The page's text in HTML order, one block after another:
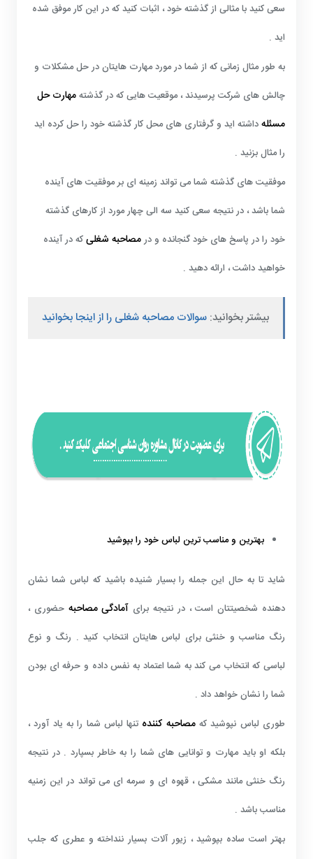
سعی کنید با مثالی از گذشته خود ، اثبات کنید که در این کار موفق شده
اید .
به طور مثال زمانی که از شما در مورد مهارت هایتان در حل مشکلات و
چالش های شرکت پرسیدند ، موقعیت هایی که در گذشتهمهارت حل
مسئلهداشته اید و گرفتاری های محل کار گذشته خود را حل کرده اید
را مثال بزنید .
موفقیت های گذشته شما می تواند زمینه ای بر موفقیت های آینده
شما باشد ، در نتیجه سعی کنید سه الی چهار مورد از کارهای گذشته
خود را در پاسخ های خود گنجانده و درمصاحبه شغلیکه در آینده
خواهید داشت ، ارائه دهید .
بیشتر بخوانید: سوالات مصاحبه شغلی را از اینجا بخوانید
بهترین و مناسب ترین لباس خود را بپوشید
شاید تا به حال این جمله را بسیار شنیده باشید که لباس شما نشان
دهنده شخصیتتان است ، در نتیجه برای آمادگی مصاحبهحضوری ،
رنگ مناسب و خنثی برای لباس هایتان انتخاب کنید . رنگ و نوع
لباسی که انتخاب می کند به شما اعتماد به نفس داده و حرفه ای بودن
شما را نشان خواهد داد .
طوری لباس نپوشید کهمصاحبه کننده تنها لباس شما را به یاد آورد ،
بلکه او باید مهارت و توانایی های شما را به خاطر بسپارد . در نتیجه
رنگ خنثی مانند مشکی ، قهوه ای و سرمه ای می تواند در این زمنیه
مناسب باشد .
بهتر است ساده بپوشید ، زیور آلات بسیار ننداخته و عطری که جلب